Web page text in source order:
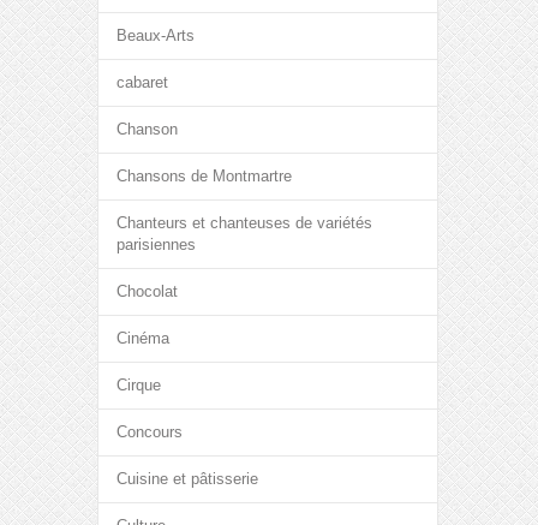
Beaux-Arts
cabaret
Chanson
Chansons de Montmartre
Chanteurs et chanteuses de variétés
parisiennes
Chocolat
Cinéma
Cirque
Concours
Cuisine et pâtisserie